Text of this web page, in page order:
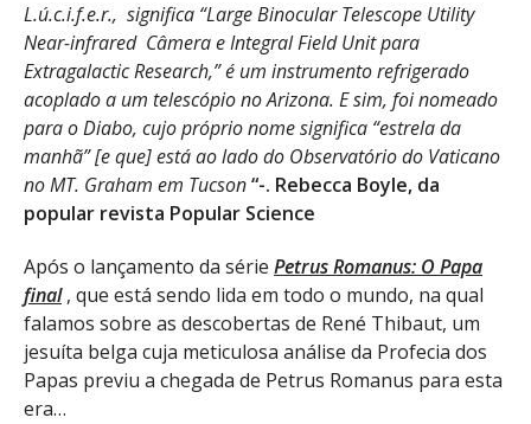
L.ú.c.i.f.e.r., significa “Large Binocular Telescope Utility
Near-infrared Câmera e Integral Field Unit para
Extragalactic Research,” é um instrumento refrigerado
acoplado a um telescópio no Arizona. E sim, foi nomeado
para o Diabo, cujo próprio nome significa “estrela da
manhã” [e que] está ao lado do Observatório do Vaticano
no MT. Graham em Tucson“-. Rebecca Boyle, da
popular revista Popular Science
Após o lançamento da série Petrus Romanus: O Papa
final , que está sendo lida em todo o mundo, na qual
falamos sobre as descobertas de René Thibaut, um
jesuíta belga cuja meticulosa análise da Profecia dos
Papas previu a chegada de Petrus Romanus para esta
era…